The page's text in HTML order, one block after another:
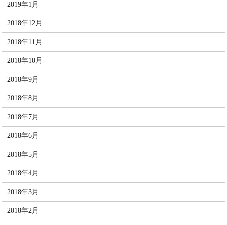
2019年1月
2018年12月
2018年11月
2018年10月
2018年9月
2018年8月
2018年7月
2018年6月
2018年5月
2018年4月
2018年3月
2018年2月